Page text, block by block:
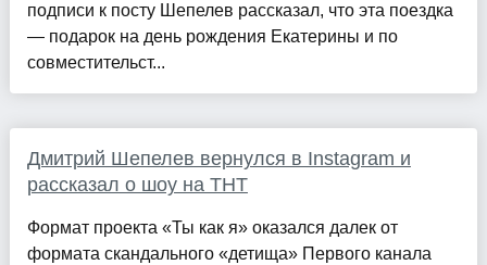
подписи к посту Шепелев рассказал, что эта поездка
— подарок на день рождения Екатерины и по
совместительст...
Дмитрий Шепелев вернулся в Instagram и
рассказал о шоу на ТНТ
Формат проекта «Ты как я» оказался далек от
формата скандального «детища» Первого канала